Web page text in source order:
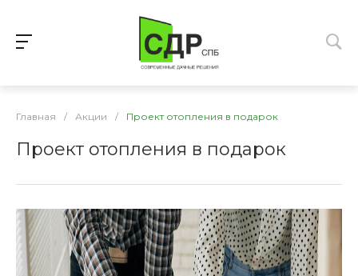
Главная / Акции / Проект отопления в подарок
Проект отопления в подарок